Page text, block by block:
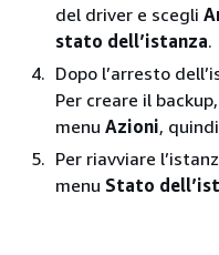
del driver e scegli
stato dell’istanza.
Dopo l’arresto
Per creare il
menu Azioni,
Per riavviare
menu Stato